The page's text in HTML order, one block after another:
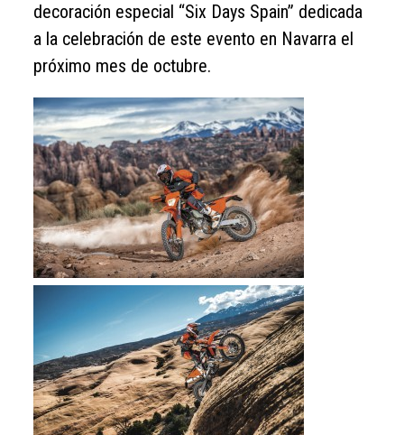
decoración especial “Six Days Spain” dedicada
a la celebración de este evento en Navarra el
próximo mes de octubre.